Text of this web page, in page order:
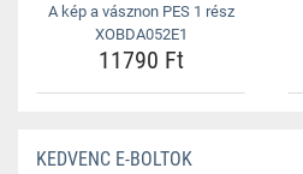
A kép a vásznon PES 1 rész
XOBDA052E1
11790 Ft
KEDVENC E-BOLTOK